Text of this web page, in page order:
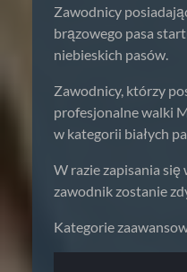
Zawodnicy
brązowego pasa
niebieskich pasów.
Zawodnicy, którzy
profesjonalne walki
w kategorii białych
W razie zapisania się
zawodnik zostanie
Kategorie